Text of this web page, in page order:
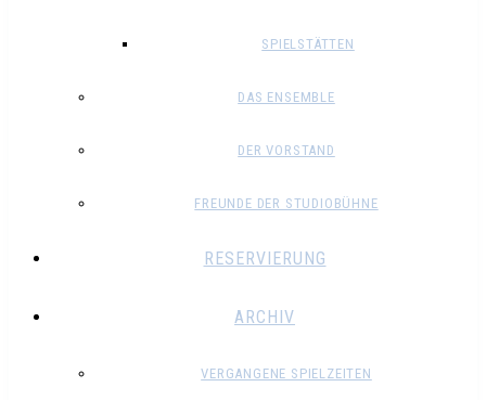
SPIELSTÄTTEN
DAS ENSEMBLE
DER VORSTAND
FREUNDE DER STUDIOBÜHNE
RESERVIERUNG
ARCHIV
VERGANGENE SPIELZEITEN